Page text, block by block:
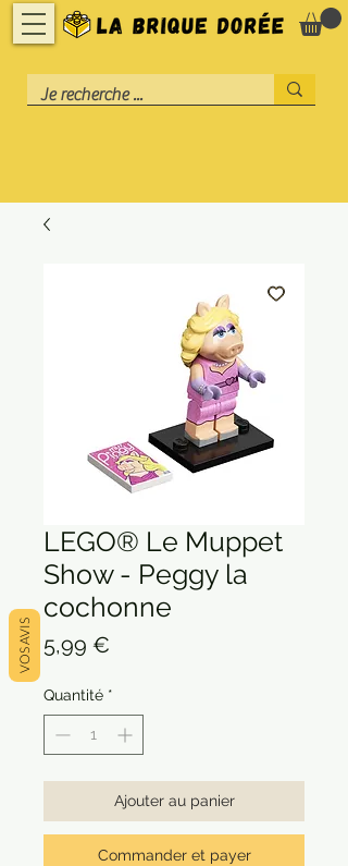
LEGO® Le Muppet
Show - Peggy la
cochonne
5,99 €
Quantité *
Ajouter au panier
Commander et payer
VOS AVIS